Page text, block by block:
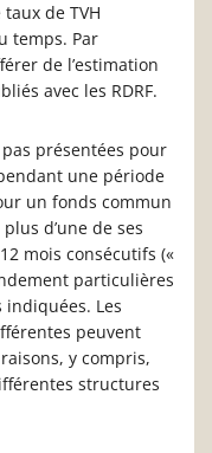
de TVH
temps. Par
de l’estimation
avec les RDRF.
présentées pour
une période
un fonds commun
d’une de ses
mois consécutifs («
particulières
Les
peuvent
y compris,
structures